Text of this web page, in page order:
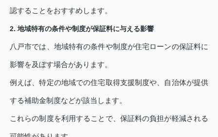
認することをおすすめします。
2. 地域特有の条件や制度が保証料に与える影響
八戸市では、地域特有の条件や制度が住宅ローンの保証料に
影響を及ぼす場合があります。
例えば、特定の地域での住宅取得支援制度や、自治体が提供
する補助金制度などが該当します。
これらの制度を利用することで、保証料の負担が軽減される